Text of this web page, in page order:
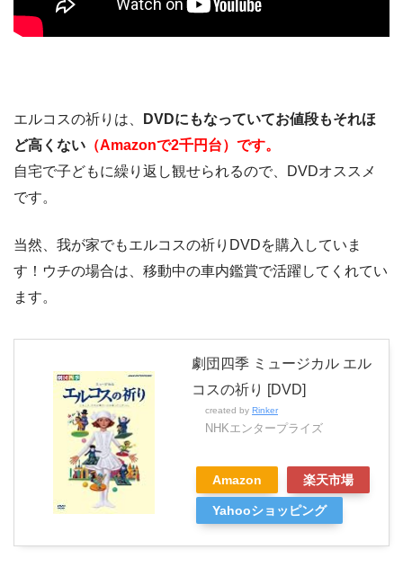
エルコスの祈りは、
DVDにもなっていてお値段もそれほ
ど高くない （Amazonで2千円台）です。
自宅で子どもに繰り返し観せられるので、DVDオススメ
です。
当然、我が家でもエルコスの祈りDVDを購入していま
す！ウチの場合は、移動中の車内鑑賞で活躍してくれてい
ます。
劇団四季 ミュージカル エル
コスの祈り [DVD]
created by Rinker
NHKエンタープライズ
Amazon 楽天市場
Yahooショッピング